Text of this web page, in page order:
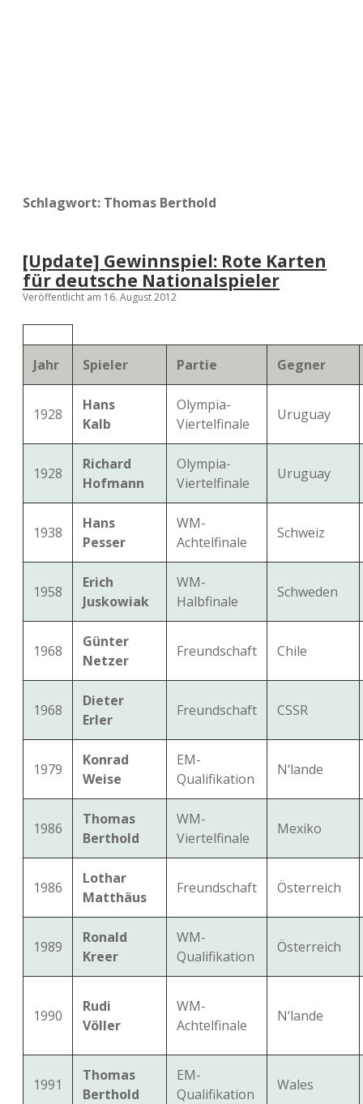
Schlagwort: Thomas Berthold
[Update] Gewinnspiel: Rote Karten
für deutsche Nationalspieler
Veröffentlicht am 16. August 2012
Jahr Spieler Partie Gegner
1928
Hans
Kalb
Olympia-
Viertelfinale
Uruguay
1928
Richard
Hofmann
Olympia-
Viertelfinale
Uruguay
1938
Hans
Pesser
WM-
Achtelfinale
Schweiz
1958
Erich
Juskowiak
WM-
Halbfinale
Schweden
1968
Günter
Netzer
Freundschaft Chile
1968
Dieter
Erler
Freundschaft CSSR
1979
Konrad
Weise
EM-
Qualifikation
N‘lande
1986
Thomas
Berthold
WM-
Viertelfinale
Mexiko
1986
Lothar
Matthäus
Freundschaft Österreich
1989
Ronald
Kreer
WM-
Qualifikation
Österreich
1990
Rudi
Völler
WM-
Achtelfinale
N‘lande
1991
Thomas
Berthold
EM-
Qualifikation
Wales